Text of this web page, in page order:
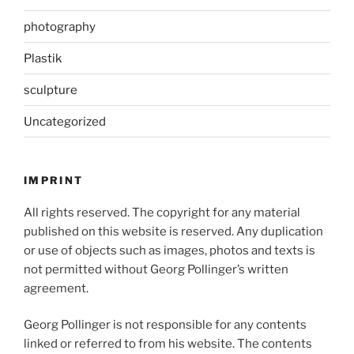
photography
Plastik
sculpture
Uncategorized
IMPRINT
All rights reserved. The copyright for any material
published on this website is reserved. Any duplication
or use of objects such as images, photos and texts is
not permitted without Georg Pollinger’s written
agreement.
Georg Pollinger is not responsible for any contents
linked or referred to from his website. The contents